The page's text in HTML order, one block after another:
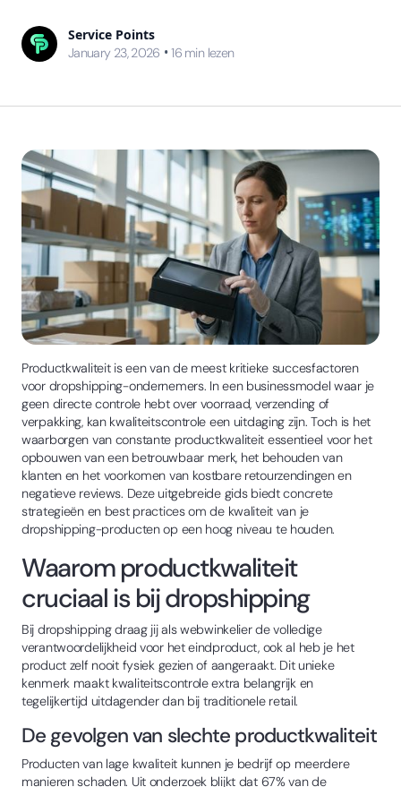
Service Points
January 23, 2026 • 16 min lezen
Productkwaliteit is een van de meest kritieke succesfactoren
voor dropshipping-ondernemers. In een businessmodel waar je
geen directe controle hebt over voorraad, verzending of
verpakking, kan kwaliteitscontrole een uitdaging zijn. Toch is het
waarborgen van constante productkwaliteit essentieel voor het
opbouwen van een betrouwbaar merk, het behouden van
klanten en het voorkomen van kostbare retourzendingen en
negatieve reviews. Deze uitgebreide gids biedt concrete
strategieën en best practices om de kwaliteit van je
dropshipping-producten op een hoog niveau te houden.
Waarom productkwaliteit
cruciaal is bij dropshipping
Bij dropshipping draag jij als webwinkelier de volledige
verantwoordelijkheid voor het eindproduct, ook al heb je het
product zelf nooit fysiek gezien of aangeraakt. Dit unieke
kenmerk maakt kwaliteitscontrole extra belangrijk en
tegelijkertijd uitdagender dan bij traditionele retail.
De gevolgen van slechte productkwaliteit
Producten van lage kwaliteit kunnen je bedrijf op meerdere
manieren schaden. Uit onderzoek blijkt dat 67% van de